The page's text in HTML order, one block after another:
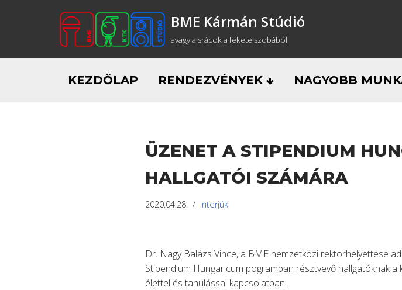
content
BME Kármán Stúdió
avagy a srácok a fekete szobából
KEZDŐLAP RENDEZVÉNYEK NAGYOBB
ÜZENET A STIPENDIUM
HALLGATÓI SZÁMÁRA
2020.04.28. Interjúk
Dr. Nagy Balázs Vince, a BME nemzetközi rektorhelyettese
Stipendium Hungaricum pogramban résztvevő hallgatóknak
élettel és tanulással kapcsolatban.